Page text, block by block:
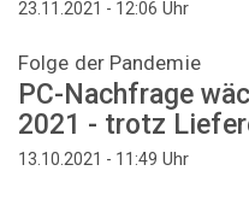
23.11.2021 - 12:06 Uhr
Folge der Pandemie
PC-Nachfrage
2021 - trotz
13.10.2021 - 11:49 Uhr